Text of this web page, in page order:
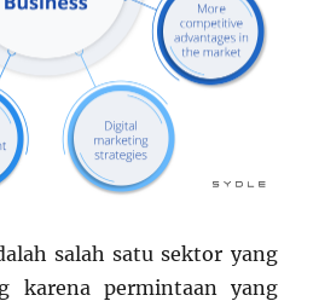
salah satu sektor yang
karena permintaan yang